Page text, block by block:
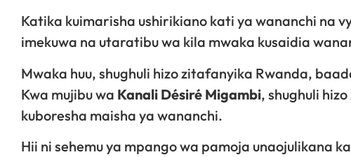
Katika kuimarisha ushirikiano kati ya wananchi na
imekuwa na utaratibu wa kila mwaka kusaidia
Mwaka huu, shughuli hizo zitafanyika Rwanda,
Kwa mujibu wa Kanali Désiré Migambi, shughuli
kuboresha maisha ya wananchi.
Hii ni sehemu ya mpango wa pamoja unaojulikana